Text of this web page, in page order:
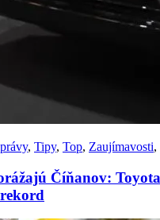
, Tipy, Top, Zaujímavosti,
Číňanov: